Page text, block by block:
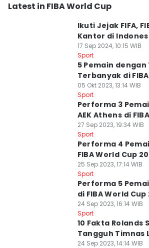
Latest in FIBA World Cup
Ikuti Jejak FIFA,
Kantor di
17 Sep 2024, 10:15 WIB
Sport
5 Pemain
Terbanyak di
05 Okt 2023, 13:14 WIB
Sport
Performa 3
AEK Athens di
27 Sep 2023, 19:34 WIB
Sport
Performa 4
FIBA World Cup
25 Sep 2023, 17:14 WIB
Sport
Performa 5
di FIBA World Cup
24 Sep 2023, 16:14 WIB
Sport
10 Fakta Rolands
Tangguh Timnas
24 Sep 2023, 14:14 WIB